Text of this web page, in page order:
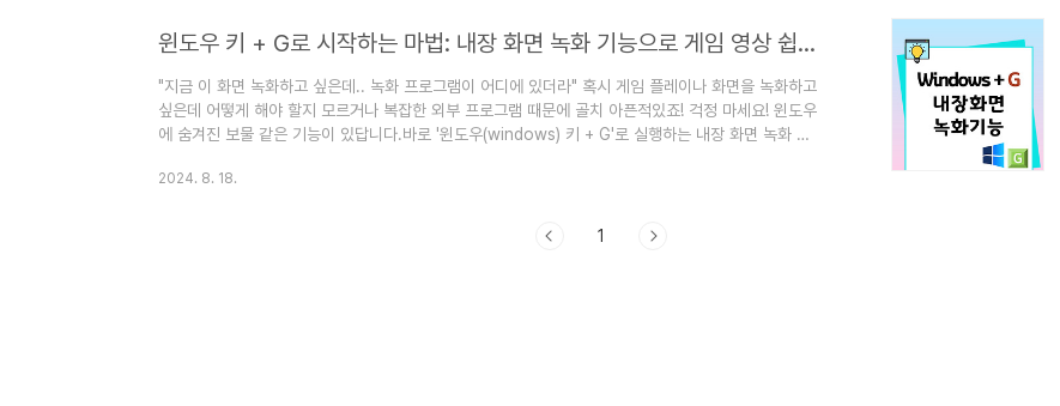
윈도우 키 + G로 시작하는 마법: 내장 화면 녹화 기능으로 게임 영상 쉽게 만들기
"지금 이 화면 녹화하고 싶은데.. 녹화 프로그램이 어디에 있더라" 혹시 게임 플레이나 화면을 녹화하고
싶은데 어떻게 해야 할지 모르거나 복잡한 외부 프로그램 때문에 골치 아픈적있죠! 걱정 마세요! 윈도우
에 숨겨진 보물 같은 기능이 있답니다.바로 '윈도우(windows) 키 + G'로 실행하는 내장 화면 녹화 기
웨비나 등 강의를 들을 때 복습을 위해 가끔 중요한 부분을 녹화를 하는데 이때 사용을 많이 합니다) 1.
녹화, 스크린샷 촬영, 방송 등 다양한 기능이 있어요. 특히 화면 녹화 기능이 정말 ..
2024. 8. 18.
1